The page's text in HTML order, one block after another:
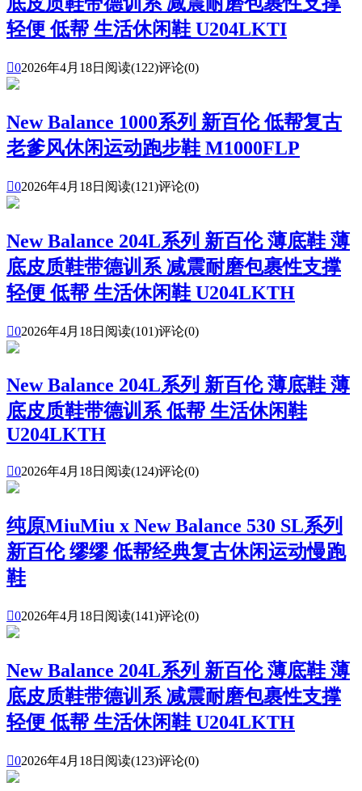
轻便 低帮 生活休闲鞋 U204LKTI
02026年4月18日 阅读(122)评论(0)
New Balance 1000系列 新百伦 低帮复古
老爹风休闲运动跑步鞋 M1000FLP
02026年4月18日 阅读(121)评论(0)
New Balance 204L系列 新百伦 薄底鞋 薄
底皮质鞋带德训系 减震耐磨包裹性支撑
轻便 低帮 生活休闲鞋 U204LKTH
02026年4月18日 阅读(101)评论(0)
New Balance 204L系列 新百伦 薄底鞋 薄
底皮质鞋带德训系 低帮 生活休闲鞋
U204LKTH
02026年4月18日 阅读(124)评论(0)
纯原MiuMiu x New Balance 530 SL系列
新百伦 缪缪 低帮经典复古休闲运动慢跑
鞋
02026年4月18日 阅读(141)评论(0)
New Balance 204L系列 新百伦 薄底鞋 薄
底皮质鞋带德训系 减震耐磨包裹性支撑
轻便 低帮 生活休闲鞋 U204LKTH
02026年4月18日 阅读(123)评论(0)